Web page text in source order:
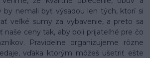
by nemali byť výsadou len tých, ktorí si
veľké sumy za vybavenie, a preto sa
naše ceny tak, aby boli prijateľné pre čo
Pravidelne organizujeme rôzne
vďaka ktorým môžeš ušetriť ešte